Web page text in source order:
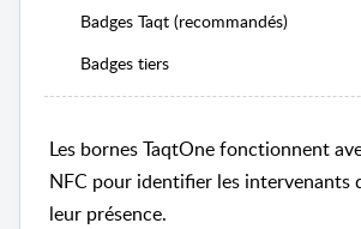
Badges Taqt (recommandés)
Badges tiers
Les bornes TaqtOne fonctionnent
NFC pour identifier les intervenants
leur présence.